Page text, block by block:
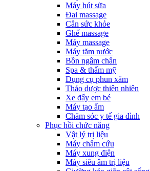
Máy hút sữa
Đai massage
Cân sức khỏe
Ghế massage
Máy massage
Máy tăm nước
Bồn ngâm chân
Spa & thẩm mỹ
Dụng cụ phun xăm
Thảo dược thiên nhiên
Xe đẩy em bé
Máy tạo ẩm
Chăm sóc y tế gia đình
Phục hồi chức năng
Vật lý trị liệu
Máy châm cứu
Máy xung điện
Máy siêu âm trị liệu